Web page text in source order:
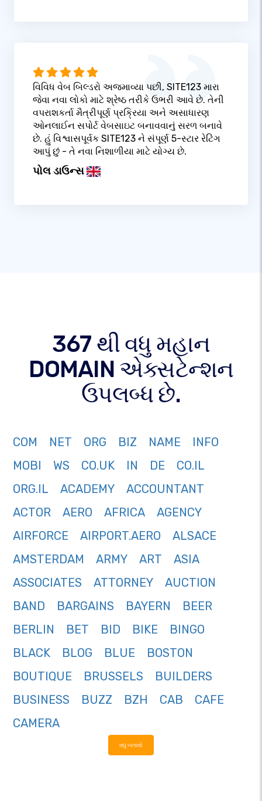
વિવિધ વેબ બિલ્ડરો અજમાવ્યા પછી, SITE123 મારા
જેવા નવા લોકો માટે શ્રેષ્ઠ તરીકે ઉભરી આવે છે. તેની
વપરાશકર્તા મૈત્રીપૂર્ણ પ્રક્રિયા અને અસાધારણ
ઓનલાઈન સપોર્ટ વેબસાઇટ બનાવવાનું સરળ બનાવે
છે. હું વિશ્વાસપૂર્વક SITE123 ને સંપૂર્ણ 5-સ્ટાર રેટિંગ
આપું છું - તે નવા નિશાળીયા માટે યોગ્ય છે.
પોલ ડાઉન્સ
367 થી વધુ મહાન
DOMAIN એક્સટેન્શન
ઉપલબ્ધ છે.
COM NET ORG BIZ NAME
INFO
MOBI
WS CO.UK IN DE
CO.IL
ORG.IL
ACADEMY
ACCOUNTANT
ACTOR
AERO AFRICA
AGENCY
AIRFORCE
AIRPORT.AERO
ALSACE
AMSTERDAM
ARMY ART
ASIA
ASSOCIATES
ATTORNEY
AUCTION
BAND
BARGAINS BAYERN
BEER
BERLIN
BET BID BIKE
BINGO
BLACK
BLOG BLUE
BOSTON
BOUTIQUE
BRUSSELS
BUILDERS
BUSINESS
BUZZ BZH CAB
CAFE
CAMERA
વધુ બતાવો